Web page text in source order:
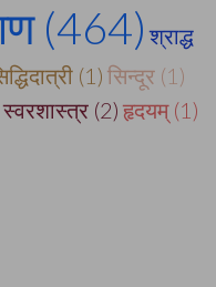
(464) श्राद्ध
(1) सिन्दूर (1)
स्वरशास्त्र (2) हृदयम् (1)